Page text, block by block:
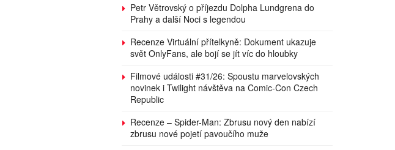
Petr Větrovský o příjezdu Dolpha Lundgrena do
Prahy a další Noci s legendou
Recenze Virtuální přítelkyně: Dokument ukazuje
svět OnlyFans, ale bojí se jít víc do hloubky
Filmové události #31/26: Spoustu marvelovských
novinek i Twilight návštěva na Comic-Con Czech
Republic
Recenze – Spider-Man: Zbrusu nový den nabízí
zbrusu nové pojetí pavoučího muže